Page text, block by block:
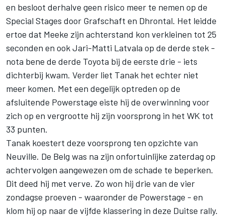
en besloot derhalve geen risico meer te nemen op de
Special Stages door Grafschaft en Dhrontal. Het leidde
ertoe dat Meeke zijn achterstand kon verkleinen tot 25
seconden en ook Jari-Matti Latvala op de derde stek -
nota bene de derde Toyota bij de eerste drie - iets
dichterbij kwam. Verder liet Tanak het echter niet
meer komen. Met een degelijk optreden op de
afsluitende Powerstage eiste hij de overwinning voor
zich op en vergrootte hij zijn voorsprong in het WK tot
33 punten.
Tanak koestert deze voorsprong ten opzichte van
Neuville. De Belg was na zijn onfortuinlijke zaterdag op
achtervolgen aangewezen om de schade te beperken.
Dit deed hij met verve. Zo won hij drie van de vier
zondagse proeven - waaronder de Powerstage - en
klom hij op naar de vijfde klassering in deze Duitse rally.